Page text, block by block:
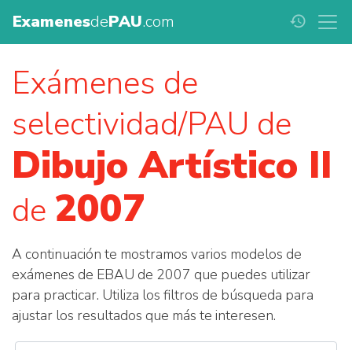
ExamenesdePAU.com history
Exámenes de
selectividad/PAU de
Dibujo Artístico II
de 2007
A continuación te mostramos varios modelos de
exámenes de EBAU de 2007 que puedes utilizar
para practicar. Utiliza los filtros de búsqueda para
ajustar los resultados que más te interesen.